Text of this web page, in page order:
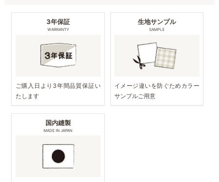
3年保証
WARRANTY
ご購入日より3年間品質保証い
たします
生地サンプル
SAMPLE
イメージ違いを防ぐためカラー
サンプルご用意
国内縫製
MADE IN JAPAN